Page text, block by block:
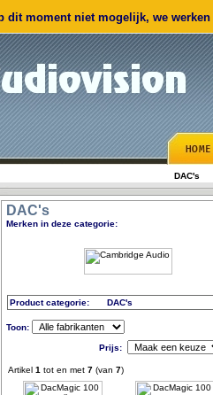
dit moment niet mogelijk, we
DAC's
DAC's
Merken in deze categorie:
Product categorie: DAC's
Toon:
Prijs:
Artikel 1 tot en met 7 (van 7)